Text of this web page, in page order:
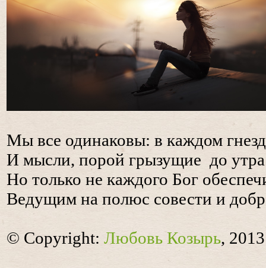
Мы все одинаковы: в каждом
И мысли, порой грызущие до
Но только не каждого Бог
Ведущим на полюс совести и
© Copyright: Любовь Козырь, 2013